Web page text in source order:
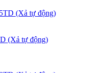
(Xả tự động)